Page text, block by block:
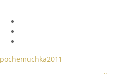
pochemuchka2011